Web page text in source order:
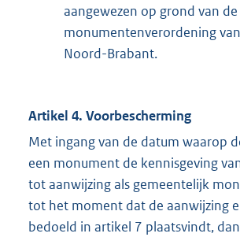
aangewezen op grond van de
monumentenverordening
Noord-Brabant.
Artikel 4. Voorbescherming
Met ingang van de datum waarop
een monument de kennisgeving
tot aanwijzing als gemeentelijk
tot het moment dat de aanwijzing
bedoeld in artikel 7 plaatsvindt,